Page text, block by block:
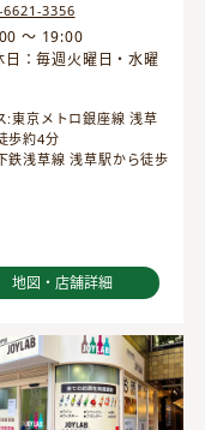
6621-3356
～ 19:00
日：毎週火曜日・水曜
:東京メトロ銀座線 浅草
歩約4分
鉄浅草線 浅草駅から徒歩
地図・店舗詳細